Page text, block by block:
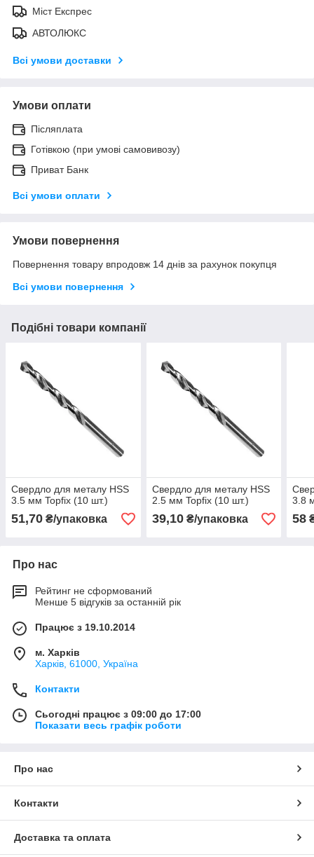
Міст Експрес
АВТОЛЮКС
Всі умови доставки
Умови оплати
Післяплата
Готівкою (при умові самовивозу)
Приват Банк
Всі умови оплати
Умови повернення
Повернення товару впродовж 14 днів за рахунок покупця
Всі умови повернення
Подібні товари компанії
Свердло для металу HSS
3.5 мм Topfix (10 шт.)
51,70 ₴/упаковка
Свердло для металу HSS
2.5 мм Topfix (10 шт.)
39,10₴/упаковка
3.8
58
Про нас
Рейтинг не сформований
Менше 5 відгуків за останній рік
Працює з 19.10.2014
м. Харків
Харків, 61000, Україна
Контакти
Сьогодні працює з 09:00 до 17:00
Показати весь графік роботи
Про нас
Контакти
Доставка та оплата